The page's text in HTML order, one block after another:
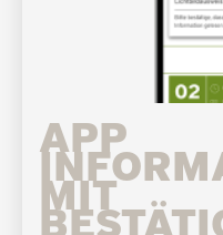
APP
MIT